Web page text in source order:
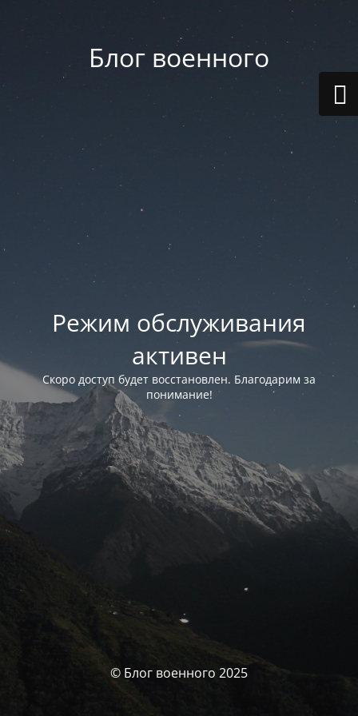
Блог военного
Режим обслуживания
активен
Скоро доступ будет восстановлен. Благодарим за
понимание!
© Блог военного 2025